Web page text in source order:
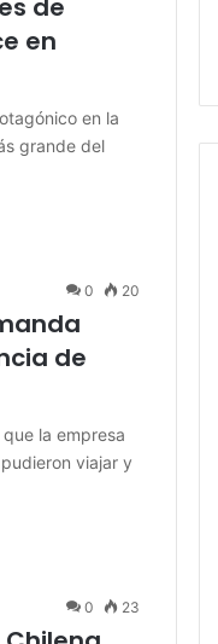
de
en
en la
grande del
0 20
de
la empresa
viajar y
0 23